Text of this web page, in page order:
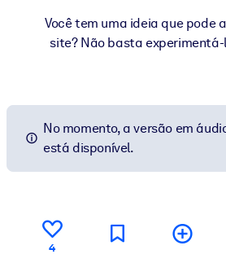
Você tem uma ideia que pode
site? Não basta
No momento, a versão em
está disponível.
4